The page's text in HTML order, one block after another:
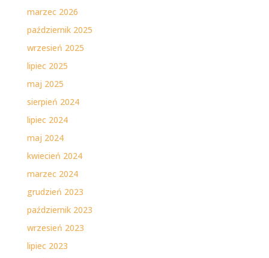
marzec 2026
październik 2025
wrzesień 2025
lipiec 2025
maj 2025
sierpień 2024
lipiec 2024
maj 2024
kwiecień 2024
marzec 2024
grudzień 2023
październik 2023
wrzesień 2023
lipiec 2023